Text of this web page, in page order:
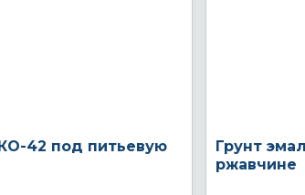
42 под питьевую
Грунт
ржавчине